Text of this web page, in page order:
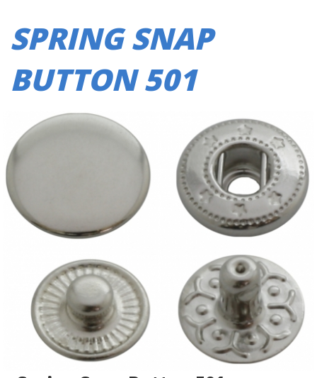
SPRING SNAP
BUTTON 501